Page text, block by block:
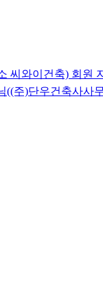
씨와이건축) 회원
((주)단우건축사사